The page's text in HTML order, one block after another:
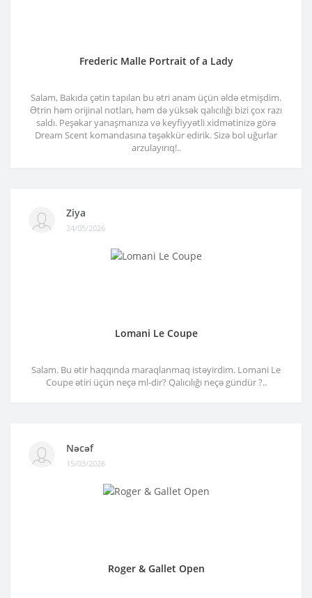
Frederic Malle Portrait of a Lady
Salam, Bakıda çətin tapılan bu ətri anam üçün əldə etmişdim.
Ətrin həm orijinal notları, həm də yüksək qalıcılığı bizi çox razı
saldı. Peşəkar yanaşmanıza və keyfiyyətli xidmətinizə görə
Dream Scent komandasına təşəkkür edirik. Sizə bol uğurlar
arzulayırıq!..
Ziya
24/05/2026
Lomani Le Coupe
Salam. Bu ətir haqqında maraqlanmaq istəyirdim. Lomani Le
Coupe ətiri üçün neçə ml-dir? Qalıcılığı neçə gündür ?..
Nəcəf
15/03/2026
Roger & Gallet Open